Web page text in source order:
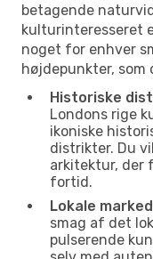
betagende
kulturinteresseret
noget for enhver
højdepunkter, som
Historiske
Londons rige
ikoniske
distrikter. Du
arkitektur, der
fortid.
Lokale
smag af det
pulserende